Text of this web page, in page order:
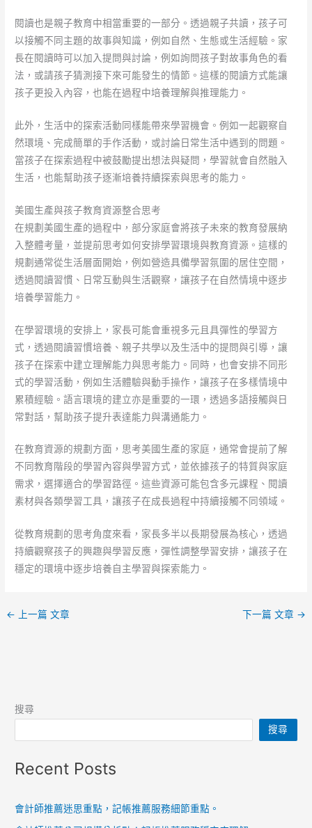
閱讀也是親子教育中相當重要的一部分。透過親子共讀，孩子可
以接觸不同主題的故事與知識，例如自然、生態或生活經驗。家
長在閱讀時可以加入提問與討論，例如詢問孩子對故事角色的看
法，或請孩子猜測接下來可能發生的情節。這樣的閱讀方式能讓
孩子更投入內容，也能在過程中培養理解與推理能力。
此外，生活中的探索活動同樣能帶來學習機會。例如一起觀察自
然環境、完成簡單的手作活動，或討論日常生活中遇到的問題。
當孩子在探索過程中被鼓勵提出想法與疑問，學習就會自然融入
生活，也能幫助孩子逐漸培養持續探索與思考的能力。
美國生產與孩子教育資源整合思考
在規劃美國生產的過程中，部分家庭會將孩子未來的教育發展納
入整體考量，並提前思考如何安排學習環境與教育資源。這樣的
規劃通常從生活層面開始，例如營造具備學習氛圍的居住空間，
透過閱讀習慣、日常互動與生活觀察，讓孩子在自然情境中逐步
培養學習能力。
在學習環境的安排上，家長可能會重視多元且具彈性的學習方
式，透過閱讀習慣培養、親子共學以及生活中的提問與引導，讓
孩子在探索中建立理解能力與思考能力。同時，也會安排不同形
式的學習活動，例如生活體驗與動手操作，讓孩子在多樣情境中
累積經驗。語言環境的建立亦是重要的一環，透過多語接觸與日
常對話，幫助孩子提升表達能力與溝通能力。
在教育資源的規劃方面，思考美國生產的家庭，通常會提前了解
不同教育階段的學習內容與學習方式，並依據孩子的特質與家庭
需求，選擇適合的學習路徑。這些資源可能包含多元課程、閱讀
素材與各類學習工具，讓孩子在成長過程中持續接觸不同領域。
從教育規劃的思考角度來看，家長多半以長期發展為核心，透過
持續觀察孩子的興趣與學習反應，彈性調整學習安排，讓孩子在
穩定的環境中逐步培養自主學習與探索能力。
← 上一篇 文章 下一篇 文章 →
搜尋
搜尋
Recent Posts
會計師推薦迷思重點，記帳推薦服務細節重點。